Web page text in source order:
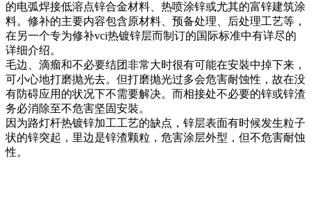
的电弧焊接低溶点锌合金材料、热喷涂锌或尤其的富锌建筑涂
料。修补的主要内容包含原材料、预备处理、后处理工艺等，
在另一个专为修补vci热镀锌层而制订的国际标准中有详尽的
详细介绍。
毛边、滴瘤和不必要结团非常大时很有可能在安裝中掉下来，
可小心地打磨抛光去。但打磨抛光过多会危害耐蚀性，故在没
有防碍应用的状况下不需要解决。而相接处不必要的锌或锌渣
务必消除至不危害坚固安裝。
因为路灯杆热镀锌加工工艺的缺点，锌层表面有时候发生粒子
状的锌突起，里边是锌渣颗粒，危害涂层外型，但不危害耐蚀
性。